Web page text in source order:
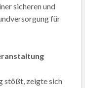
sicheren und
für
stößt, zeigte sich